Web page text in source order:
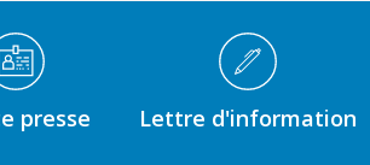
presse Lettre d'information